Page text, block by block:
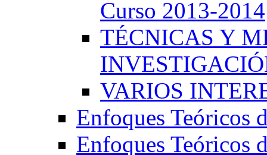
Curso 2013-2014
TÉCNICAS Y
VARIOS
Enfoques Teóricos
Enfoques Teóricos